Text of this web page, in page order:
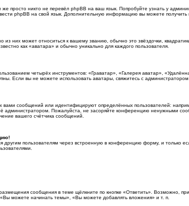
просто никто не перевёл phpBB на ваш язык. Попробуйте узнать у
phpBB на свой язык. Дополнительную информацию вы можете получить
них может относиться к вашему званию, обычно это звёздочки,
как «аватара» и обычно уникально для каждого пользователя.
четырёх инструментов: «Граватар», «Галерея аватар»,
Если вы не можете использовать аватары, свяжитесь с
сообщений или идентифицируют определённых пользователей:
администратором. Пожалуйста, не засоряйте конференцию ненужными
вашего счётчика сообщений.
другим пользователям через встроенную в конференцию форму, и только
сообщения в теме щёлкните по кнопке «Ответить». Возможно,
можете начинать темы», «Вы можете добавлять вложения» и т. п.